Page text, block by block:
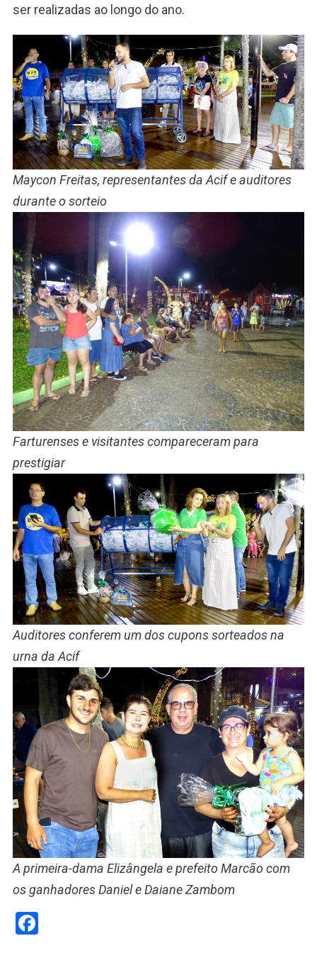
ser realizadas ao longo do ano.
Maycon Freitas, representantes da Acif e auditores
durante o sorteio
Farturenses e visitantes compareceram para
prestigiar
Auditores conferem um dos cupons sorteados na
urna da Acif
A primeira-dama Elizângela e prefeito Marcão com
os ganhadores Daniel e Daiane Zambom